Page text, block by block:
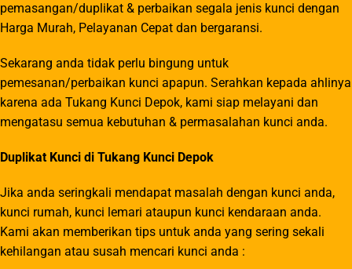
pemasangan/duplikat & perbaikan segala jenis kunci dengan
Harga Murah, Pelayanan Cepat dan bergaransi.
Sekarang anda tidak perlu bingung untuk
pemesanan/perbaikan kunci apapun. Serahkan kepada ahlinya
karena ada Tukang Kunci Depok, kami siap melayani dan
mengatasu semua kebutuhan & permasalahan kunci anda.
Duplikat Kunci di Tukang Kunci Depok
Jika anda seringkali mendapat masalah dengan kunci anda,
kunci rumah, kunci lemari ataupun kunci kendaraan anda.
Kami akan memberikan tips untuk anda yang sering sekali
kehilangan atau susah mencari kunci anda :